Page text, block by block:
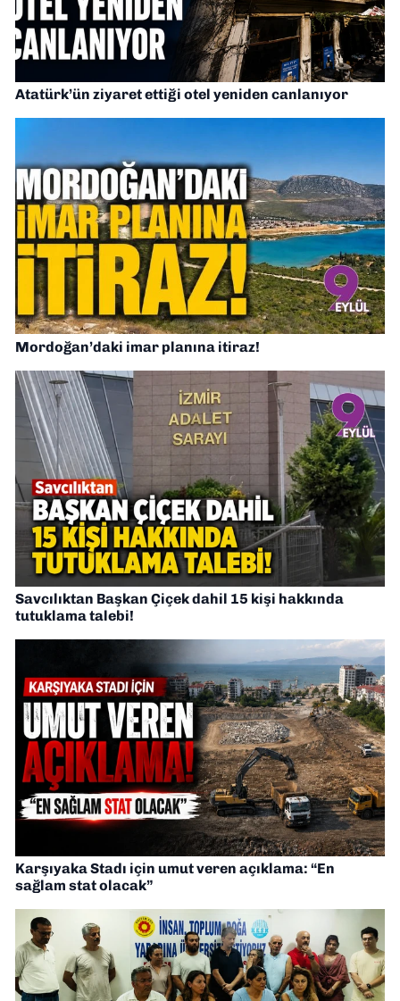
Atatürk’ün ziyaret ettiği otel yeniden canlanıyor
Mordoğan’daki imar planına itiraz!
Savcılıktan Başkan Çiçek dahil 15 kişi hakkında
tutuklama talebi!
Karşıyaka Stadı için umut veren açıklama: “En
sağlam stat olacak”